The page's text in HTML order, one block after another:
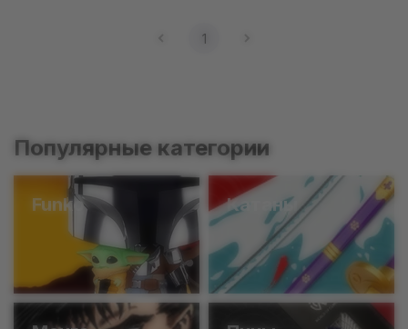
1
Популярные категории
Funko Катаны